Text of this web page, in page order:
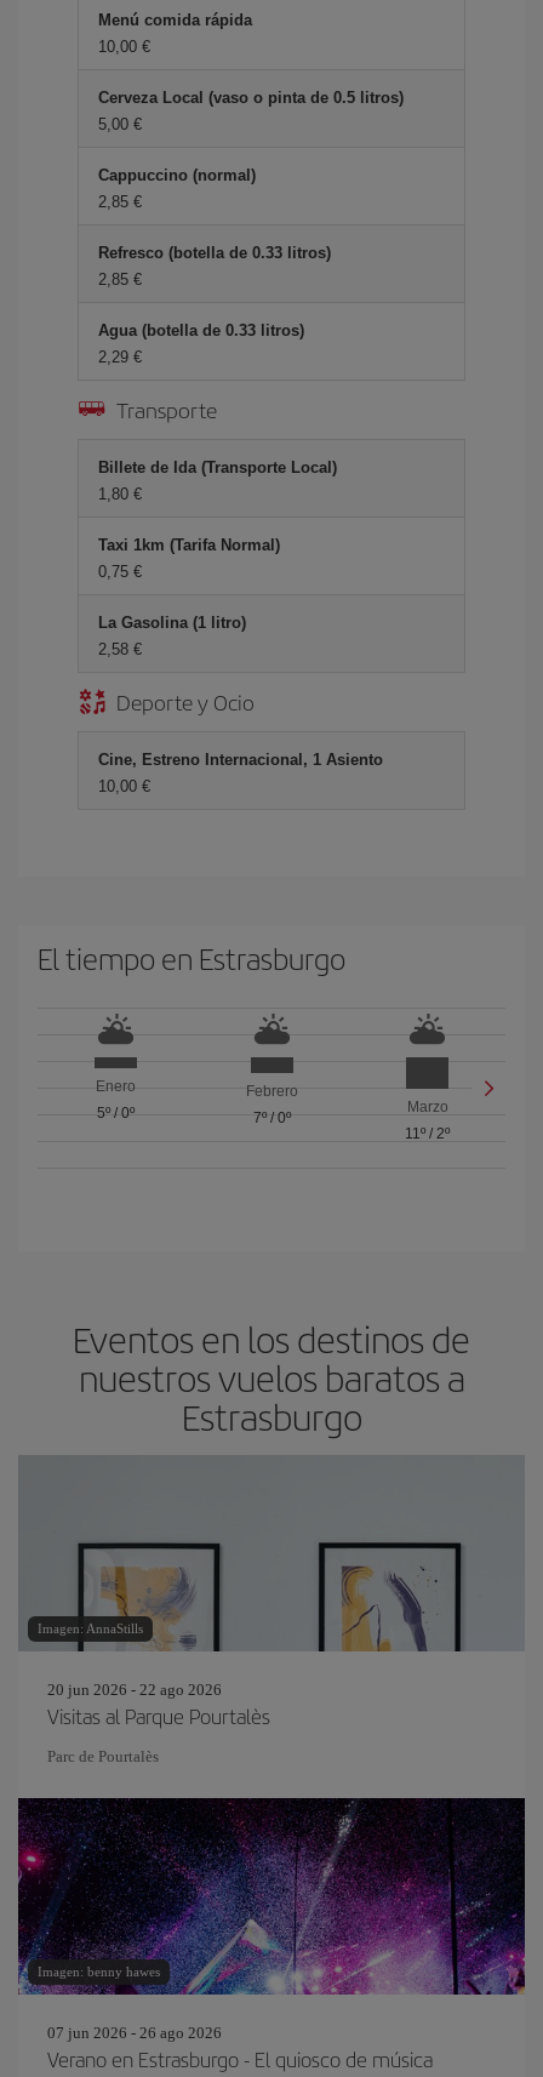
Menú comida rápida
10,00 €
Cerveza Local (vaso o pinta de 0.5 litros)
5,00 €
Cappuccino (normal)
2,85 €
Refresco (botella de 0.33 litros)
2,85 €
Agua (botella de 0.33 litros)
2,29 €
Transporte
Billete de Ida (Transporte Local)
1,80 €
Taxi 1km (Tarifa Normal)
0,75 €
La Gasolina (1 litro)
2,58 €
Deporte y Ocio
Cine, Estreno Internacional, 1 Asiento
10,00 €
El tiempo en Estrasburgo
Enero
5º/ 0º
Febrero
7º/ 0º
Marzo
11º /2º
Eventos en los destinos de
nuestros vuelos baratos a
Estrasburgo
Imagen: AnnaStills
20 jun 2026 - 22 ago 2026
Visitas al Parque Pourtalès
Parc de Pourtalès
Imagen: benny hawes
07 jun 2026 - 26 ago 2026
Verano en Estrasburgo - El quiosco de música